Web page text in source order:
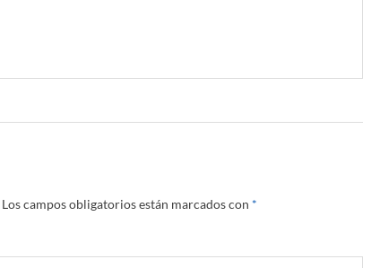
Los campos obligatorios están marcados con *